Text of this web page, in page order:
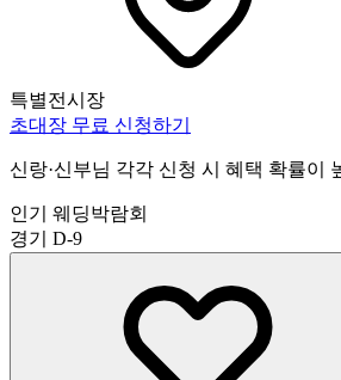
특별전시장
초대장 무료 신청하기
신랑·신부님 각각 신청 시 혜택 확률이
인기 웨딩박람회
경기
D-9